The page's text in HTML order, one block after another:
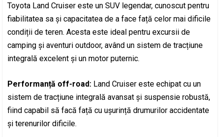
Toyota Land Cruiser este un SUV legendar, cunoscut pentru
fiabilitatea sa și capacitatea de a face față celor mai dificile
condiții de teren. Acesta este ideal pentru excursii de
camping și aventuri outdoor, având un sistem de tracțiune
integrală excelent și un motor puternic.
Performanță off-road: Land Cruiser este echipat cu un
sistem de tracțiune integrală avansat și suspensie robustă,
fiind capabil să facă față cu ușurință drumurilor accidentate
și terenurilor dificile.